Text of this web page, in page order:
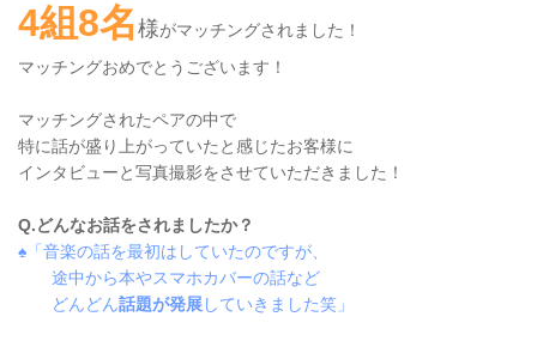
4組8名 様がマッチングされました！
マッチングおめでとうございます！
マッチングされたペアの中で
特に話が盛り上がっていたと感じたお客様に
インタビューと写真撮影をさせていただきました！
Q.どんなお話をされましたか？
♠「音楽の話を最初はしていたのですが、
途中から本やスマホカバーの話など
どんどん話題が発展していきました笑」